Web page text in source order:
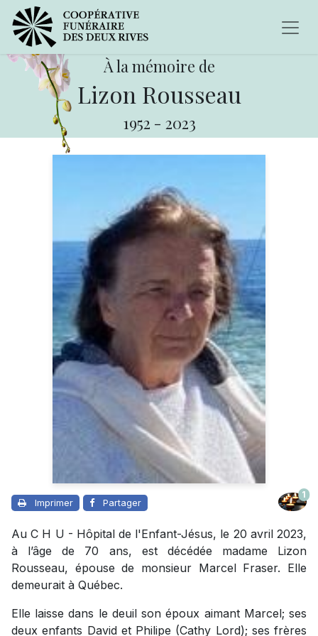
À la mémoire de
Lizon Rousseau
1952 - 2023
Imprimer Partager
1
Au C H U - Hôpital de l'Enfant-Jésus, le 20 avril 2023,
à l’âge de 70 ans, est décédée madame Lizon
Rousseau, épouse de monsieur Marcel Fraser. Elle
demeurait à Québec.
Elle laisse dans le deuil son époux aimant Marcel; ses
deux enfants David et Philipe (Cathy Lord); ses frères